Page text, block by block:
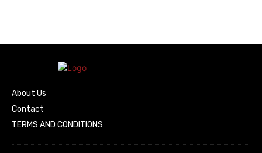
About Us
Contact
TERMS AND CONDITIONS